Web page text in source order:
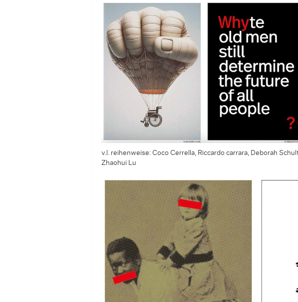
v.l. reihenweise: Coco Cerrella, Riccardo carrara, Deborah
Zhaohui Lu